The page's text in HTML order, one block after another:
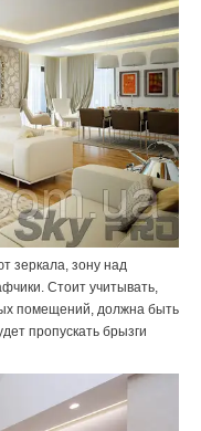
зеркала, зону над
Стоит учитывать,
помещений, должна быть
пропускать брызги